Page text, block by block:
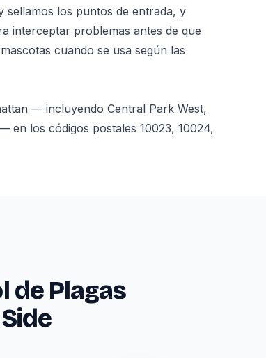
sellamos los puntos de entrada, y
interceptar problemas antes de que
cuando se usa según las
— incluyendo Central Park West,
en los códigos postales 10023, 10024,
de Plagas